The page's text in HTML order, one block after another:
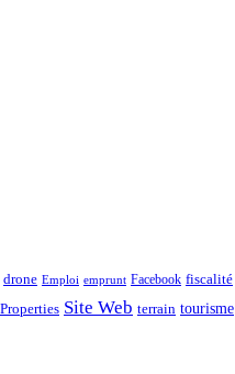
drone Emploi emprunt Facebook fiscalité
Site Web terrain tourisme